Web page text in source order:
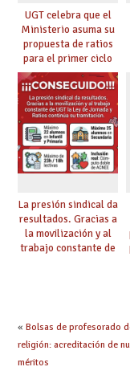
UGT celebra que el
Ministerio asuma su
propuesta de ratios
para el primer ciclo
de Infantil y pide
extender la misma
ambición al resto de
etapas
La presión sindical da
resultados. Gracias a
la movilización y al
trabajo constante de
« Bolsas de profesorado
religión: acreditación de
méritos